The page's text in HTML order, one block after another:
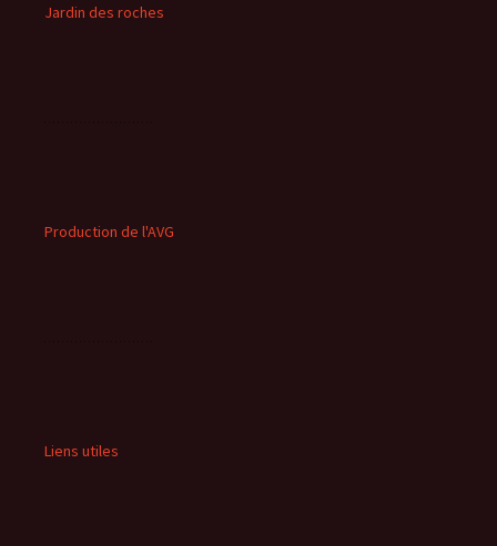
Jardin des roches
Production de l'AVG
Liens utiles